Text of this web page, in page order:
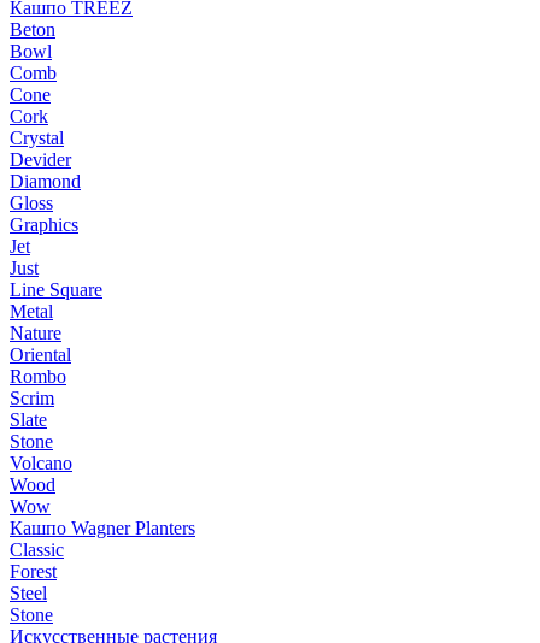
Кашпо TREEZ
Beton
Bowl
Comb
Cone
Cork
Crystal
Devider
Diamond
Gloss
Graphics
Jet
Just
Line Square
Metal
Nature
Oriental
Rombo
Scrim
Slate
Stone
Volcano
Wood
Wow
Кашпо Wagner Planters
Classic
Forest
Steel
Stone
Искусственные растения